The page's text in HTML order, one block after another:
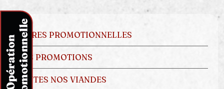
OFFRES PROMOTIONNELLES
NOS PROMOTIONS
TOUTES NOS VIANDES